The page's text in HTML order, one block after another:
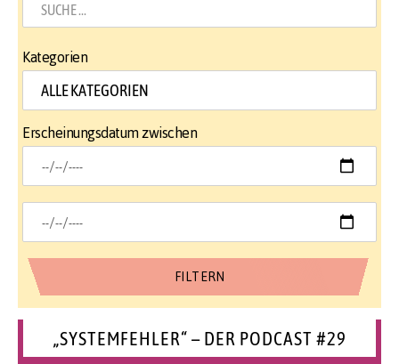
Kategorien
Erscheinungsdatum zwischen
„SYSTEMFEHLER“ – DER PODCAST #29